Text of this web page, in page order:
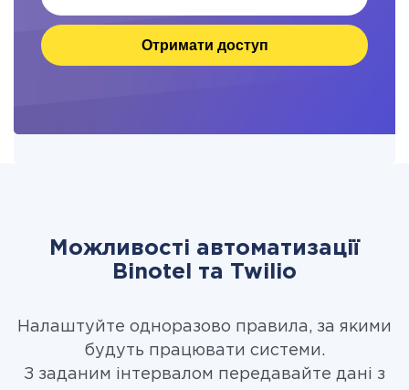
Отримати доступ
Можливості автоматизації
Binotel та Twilio
Налаштуйте одноразово правила, за якими
будуть працювати системи.
З заданим інтервалом передавайте дані з